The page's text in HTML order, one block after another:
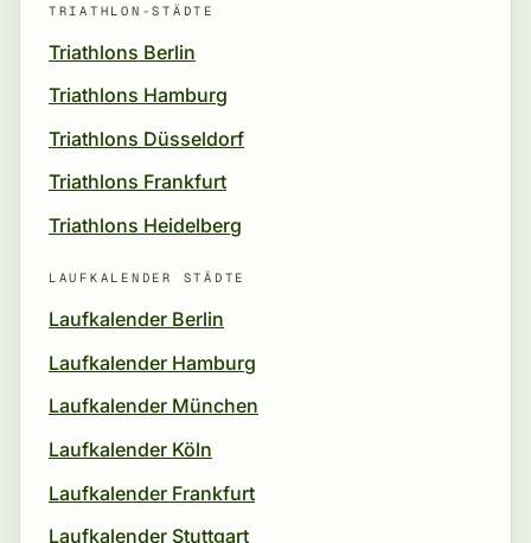
TRIATHLON-STÄDTE
Triathlons Berlin
Triathlons Hamburg
Triathlons Düsseldorf
Triathlons Frankfurt
Triathlons Heidelberg
LAUFKALENDER STÄDTE
Laufkalender Berlin
Laufkalender Hamburg
Laufkalender München
Laufkalender Köln
Laufkalender Frankfurt
Laufkalender Stuttgart